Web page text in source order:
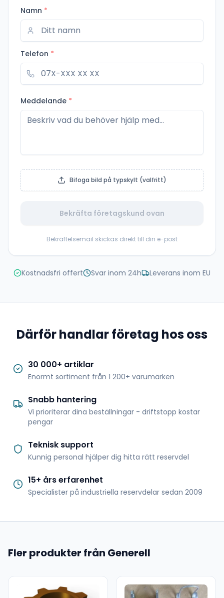
Namn *
Telefon *
Meddelande *
Bifoga bild på typskylt (valfritt)
Bekräfta företagskund ovan
Bekräftelsemail skickas direkt till din e-post
Kostnadsfri offert Svar inom 24h Leverans inom EU
Därför handlar företag hos oss
30 000+ artiklar
Enormt sortiment från 1 200+ varumärken
Snabb hantering
Vi prioriterar dina beställningar - driftstopp kostar
pengar
Teknisk support
Kunnig personal hjälper dig hitta rätt reservdel
15+ års erfarenhet
Specialister på industriella reservdelar sedan 2009
Fler produkter från Generell